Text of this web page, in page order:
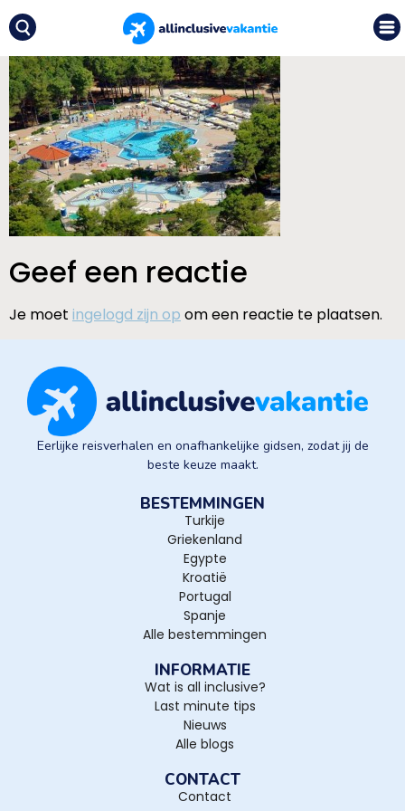
Geef een reactie
Je moet ingelogd zijn op om een reactie te plaatsen.
Eerlijke reisverhalen en onafhankelijke gidsen, zodat jij de
beste keuze maakt.
BESTEMMINGEN
Turkije
Griekenland
Egypte
Kroatië
Portugal
Spanje
Alle bestemmingen
INFORMATIE
Wat is all inclusive?
Last minute tips
Nieuws
Alle blogs
CONTACT
Contact